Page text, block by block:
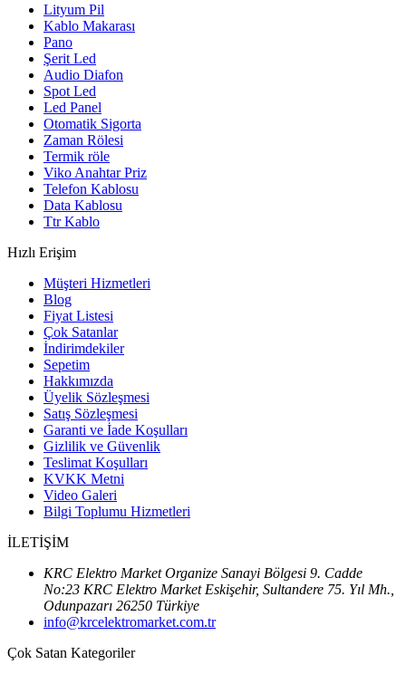
Lityum Pil
Kablo Makarası
Pano
Şerit Led
Audio Diafon
Spot Led
Led Panel
Otomatik Sigorta
Zaman Rölesi
Termik röle
Viko Anahtar Priz
Telefon Kablosu
Data Kablosu
Ttr Kablo
Hızlı Erişim
Müşteri Hizmetleri
Blog
Fiyat Listesi
Çok Satanlar
İndirimdekiler
Sepetim
Hakkımızda
Üyelik Sözleşmesi
Satış Sözleşmesi
Garanti ve İade Koşulları
Gizlilik ve Güvenlik
Teslimat Koşulları
KVKK Metni
Video Galeri
Bilgi Toplumu Hizmetleri
İLETİŞİM
KRC Elektro Market Organize Sanayi Bölgesi 9. Cadde
No:23 KRC Elektro Market Eskişehir, Sultandere 75. Yıl Mh.,
Odunpazarı 26250 Türkiye
info@krcelektromarket.com.tr
Çok Satan Kategoriler